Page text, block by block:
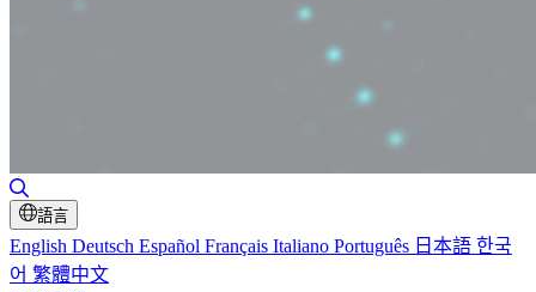
切換搜尋
語言
English Deutsch Español Français Italiano Português 日本語 한국
어 繁體中文